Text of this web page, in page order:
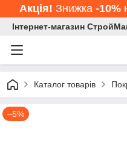
Акція! Знижка -10%
Інтернет-магазин
Каталог товарів
–5%